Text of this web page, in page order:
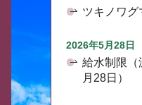
ツキノワグ
2026年5月28日
給水制限（
月28日）